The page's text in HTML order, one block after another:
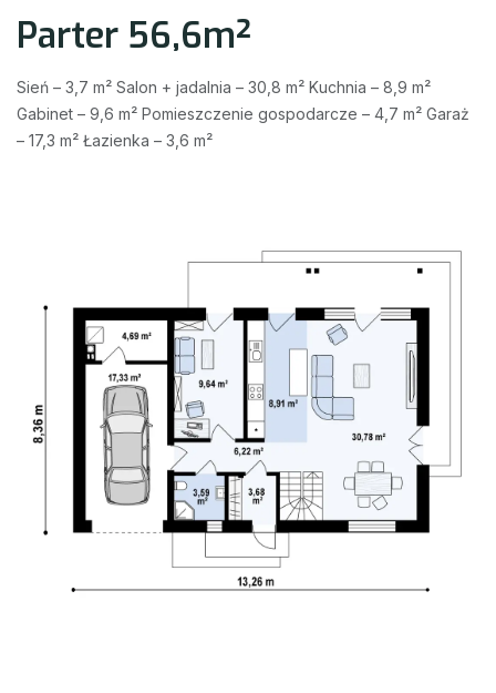
Parter 56,6m²
Sień – 3,7 m² Salon + jadalnia – 30,8 m² Kuchnia – 8,9 m²
Gabinet – 9,6 m² Pomieszczenie gospodarcze – 4,7 m² Garaż
– 17,3 m² Łazienka – 3,6 m²